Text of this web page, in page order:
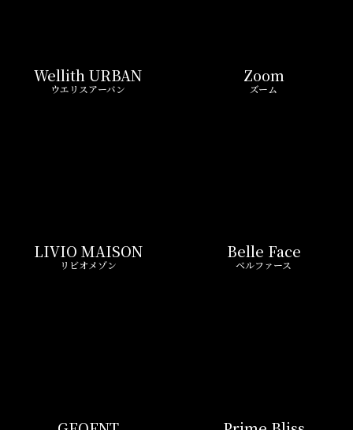
LIVIO MAISON Belle Face
ジオエント プライムブリス